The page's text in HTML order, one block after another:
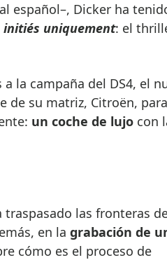
español–, Dicker ha
initiés uniquement: el
la campaña del DS4, el
de su matriz, Citroën, para
un coche de lujocon
las fronteras
en la grabación de
cómo es el proceso de